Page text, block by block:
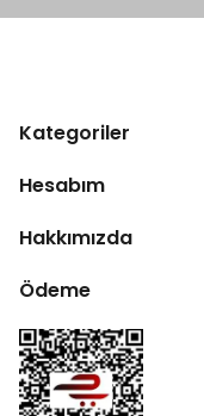
Kategoriler
Hesabım
Hakkımızda
Ödeme